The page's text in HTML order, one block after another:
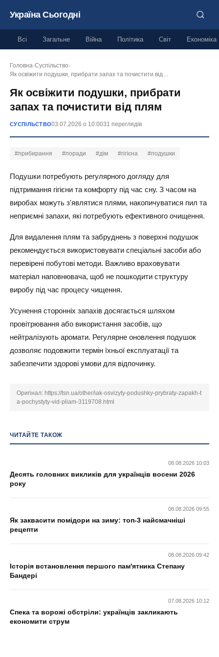
Україна Сьогодні
Всі Загальне Війна Політика Світ Економіка
Головна›Суспільство›
Як освіжити подушки, прибрати запах та почистити від…
Як освіжити подушки, прибрати
запах та почистити від плям
СУСПІЛЬСТВО03.07.2026 о 10:0031 переглядів
#прибирання #поради #дім #гігієна #подушки
Подушки потребують регулярного догляду для
підтримання гігієни та комфорту під час сну. З часом на
виробах можуть з'являтися плями, накопичуватися пил та
неприємні запахи, які потребують ефективного очищення.
Для видалення плям та забруднень з поверхні подушок
рекомендується використовувати спеціальні засоби або
перевірені побутові методи. Важливо враховувати
матеріал наповнювача, щоб не пошкодити структуру
виробу під час процесу чищення.
Усунення сторонніх запахів досягається шляхом
провітрювання або використання засобів, що
нейтралізують аромати. Регулярне оновлення подушок
дозволяє подовжити термін їхньої експлуатації та
забезпечити здорові умови для відпочинку.
Оригінал: https://tsn.ua/other/iak-osvizyty-podushky-prybraty-zapakh-t
a-pochystyty-vid-pliam-3119708.html
ЧИТАЙТЕ ТАКОЖ
08.08.2026 10:03
Десять головних викликів для українців восени 2026
року
08.08.2026 09:55
Як заквасити помідори на зиму: топ-3 найсмачніші
рецепти
08.08.2026 09:42
Історія встановлення першого пам'ятника Степану
Бандері
07.08.2026 10:12
Спека та ворожі обстріли: українців закликають
економити струм